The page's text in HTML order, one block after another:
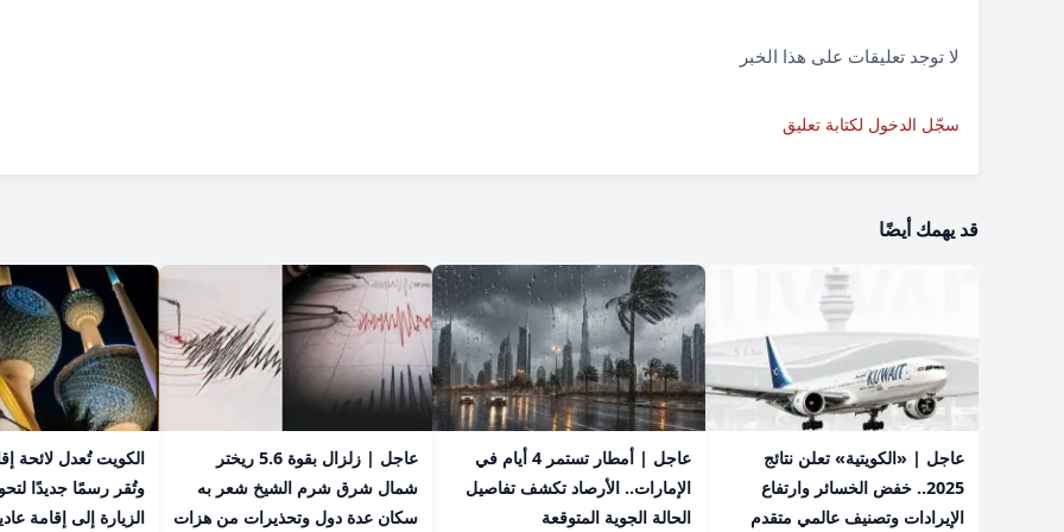
لا توجد تعليقات على هذا الخبر
سجّل الدخول لكتابة تعليق
قد يهمك أيضًا
عاجل | «الكويتية» تعلن نتائج
2025.. خفض الخسائر وارتفاع
الإيرادات وتصنيف عالمي متقدم
عاجل | أمطار تستمر 4 أيام في
الإمارات.. الأرصاد تكشف تفاصيل
الحالة الجوية المتوقعة
عاجل | زلزال بقوة 5.6 ريختر
شمال شرق شرم الشيخ شعر به
سكان عدة دول وتحذيرات من هزات
الكويت تُعدل لائحة
وتُقر رسمًا جديدًا
الزيارة إلى إقامة